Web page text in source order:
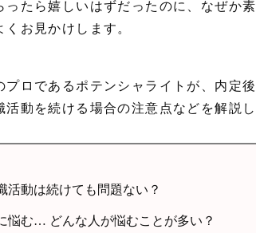
たら嬉しいはずだったのに、なぜか
くお見かけします。
ロであるポテンシャライトが、内定
動を続ける場合の注意点などを解説